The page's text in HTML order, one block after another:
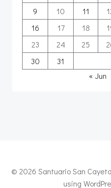
9
10 11
16
17 18
23
24 25
30
31
« Jun
© 2026 Santuario San
using